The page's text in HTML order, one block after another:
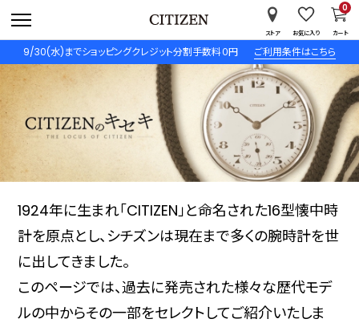
9/30(水)までショッピングクレジット分割手数料０円 ご利用条件はこちら
ストア お気に入り カート
0
1924年に生まれ「CITIZEN」と命名された16型懐中時
計を原点とし、シチズンは現在まで多くの腕時計を世
に出してきました。
このページでは、過去に発売された様々な歴代モデ
ルの中からその一部をセレクトしてご紹介いたしま